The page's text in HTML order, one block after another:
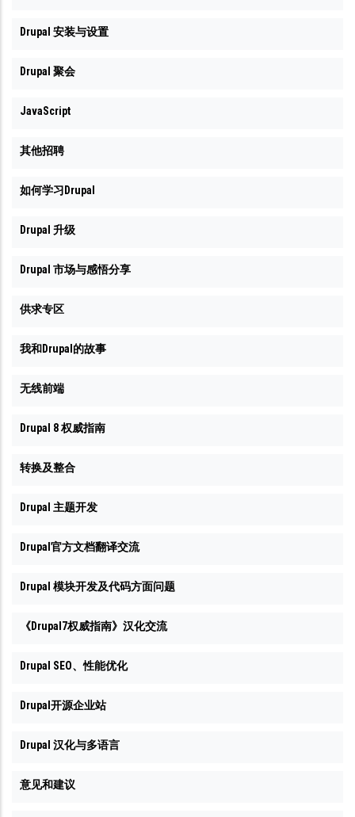
Drupal 安装与设置
Drupal 聚会
JavaScript
其他招聘
如何学习Drupal
Drupal 升级
Drupal 市场与感悟分享
供求专区
我和Drupal的故事
无线前端
Drupal 8 权威指南
转换及整合
Drupal 主题开发
Drupal官方文档翻译交流
Drupal 模块开发及代码方面问题
《Drupal7权威指南》汉化交流
Drupal SEO、性能优化
Drupal开源企业站
Drupal 汉化与多语言
意见和建议